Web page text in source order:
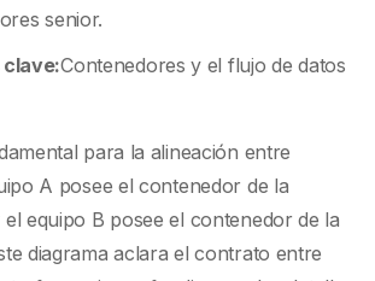
senior.
clave:Contenedores y el flujo de datos
para la alineación entre
A posee el contenedor de la
equipo B posee el contenedor de la
diagrama aclara el contrato entre